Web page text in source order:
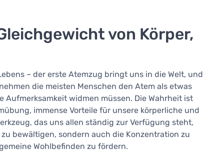
von Körper,
– der erste Atemzug bringt uns in die Welt, und
die meisten Menschen den Atem als etwas
widmen müssen. Die Wahrheit ist
immense Vorteile für unsere körperliche und
das uns allen ständig zur Verfügung steht,
zu bewältigen, sondern auch die Konzentration zu
Wohlbefinden zu fördern.